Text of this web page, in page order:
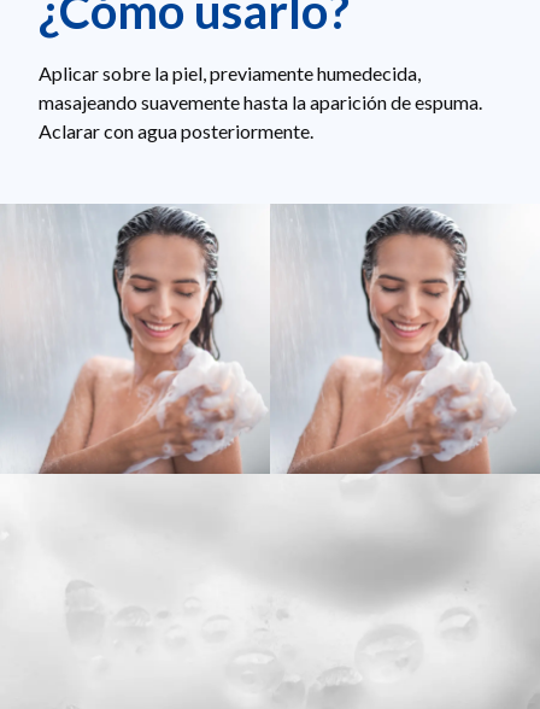
Aplicar sobre la piel, previamente humedecida,
masajeando suavemente hasta la aparición de espuma.
Aclarar con agua posteriormente.